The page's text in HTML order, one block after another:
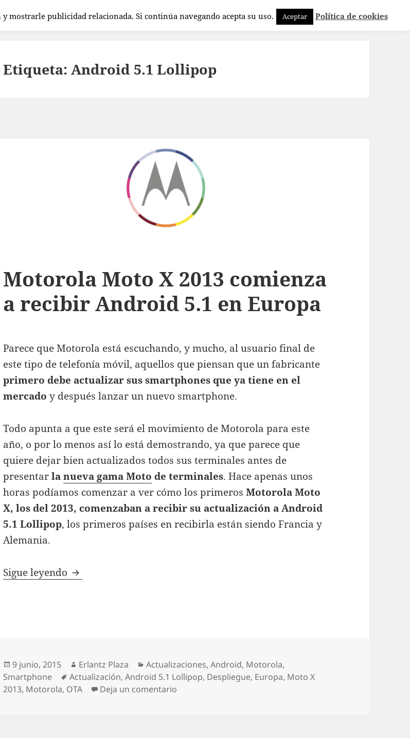
Etiqueta:Android 5.1 Lollipop
Motorola Moto X 2013 comienza
a recibir Android 5.1 en Europa
Parece que Motorola está escuchando, y mucho, al usuario final de
este tipo de telefonía móvil, aquellos que piensan que un fabricante
primero debe actualizar sus smartphones que ya tiene en el
mercado y después lanzar un nuevo smartphone.
Todo apunta a que este será el movimiento de Motorola para este
año, o por lo menos así lo está demostrando, ya que parece que
quiere dejar bien actualizados todos sus terminales antes de
presentarlanueva gama Moto de terminales. Hace apenas unos
horas podíamos comenzar a ver cómo los primerosMotorola Moto
X, los del 2013, comenzaban a recibir su actualización a Android
5.1 Lollipop, los primeros países en recibirla están siendo Francia y
Alemania.
Sigue leyendo Motorola Moto X 2013 comienza a recibir Android 5.1 en Europa
Publicado
el
9 junio, 2015 Autor
Erlantz Plaza Categorías
Actualizaciones,Android, Motorola,
Smartphone
Etiquetas
Actualización,Android 5.1 Lollipop, Despliegue, Europa, Moto X
2013, Motorola, OTA Deja un comentario
mostrarle publicidad relacionada. Si continúa navegando acepta su uso. Aceptar Política de cookies